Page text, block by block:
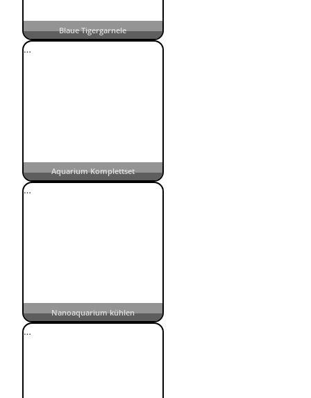
Blaue Tigergarnele
Aquarium Komplettset
…
Nanoaquarium kühlen
…
…